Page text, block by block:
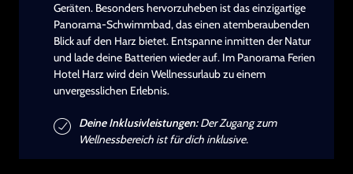
Geräten. Besonders hervorzuheben ist das einzigartige
Panorama-Schwimmbad, das einen atemberaubenden
Blick auf den Harz bietet. Entspanne inmitten der Natur
und lade deine Batterien wieder auf. Im Panorama Ferien
Hotel Harz wird dein Wellnessurlaub zu einem
unvergesslichen Erlebnis.
Deine Inklusivleistungen:Der Zugang zum
Wellnessbereich ist für dich inklusive.